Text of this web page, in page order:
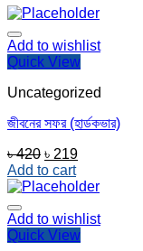
through
product
has
multiple
variants.
options
be
on
the
product
page
Add to wishlist
Quick View
Uncategorized
জীবনের সফর (হার্ডকভার)
৳420 Original
price
was:
৳ 219Current
is:
Add to cart
Add to wishlist
Quick View